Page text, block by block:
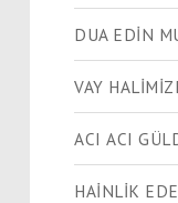
DUA EDİN
VAY
ACI ACI
HAİNLİK